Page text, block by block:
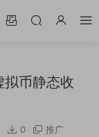
币静态收
0 推广